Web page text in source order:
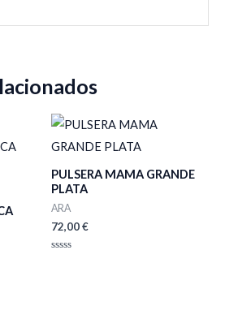
PULSERA MAMA GRANDE
PLATA
ARA
72,00€